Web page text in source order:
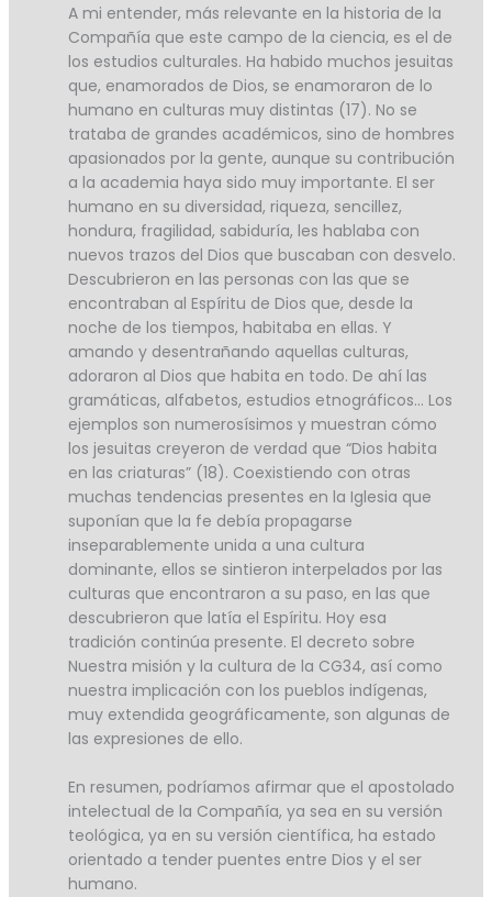
A mi entender, más relevante en la historia de la
Compañía que este campo de la ciencia, es el de
los estudios culturales. Ha habido muchos jesuitas
que, enamorados de Dios, se enamoraron de lo
humano en culturas muy distintas (17). No se
trataba de grandes académicos, sino de hombres
apasionados por la gente, aunque su contribución
a la academia haya sido muy importante. El ser
humano en su diversidad, riqueza, sencillez,
hondura, fragilidad, sabiduría, les hablaba con
nuevos trazos del Dios que buscaban con desvelo.
Descubrieron en las personas con las que se
encontraban al Espíritu de Dios que, desde la
noche de los tiempos, habitaba en ellas. Y
amando y desentrañando aquellas culturas,
adoraron al Dios que habita en todo. De ahí las
gramáticas, alfabetos, estudios etnográficos… Los
ejemplos son numerosísimos y muestran cómo
los jesuitas creyeron de verdad que “Dios habita
en las criaturas” (18). Coexistiendo con otras
muchas tendencias presentes en la Iglesia que
suponían que la fe debía propagarse
inseparablemente unida a una cultura
dominante, ellos se sintieron interpelados por las
culturas que encontraron a su paso, en las que
descubrieron que latía el Espíritu. Hoy esa
tradición continúa presente. El decreto sobre
Nuestra misión y la cultura de la CG34, así como
nuestra implicación con los pueblos indígenas,
muy extendida geográficamente, son algunas de
las expresiones de ello.
En resumen, podríamos afirmar que el apostolado
intelectual de la Compañía, ya sea en su versión
teológica, ya en su versión científica, ha estado
orientado a tender puentes entre Dios y el ser
humano.